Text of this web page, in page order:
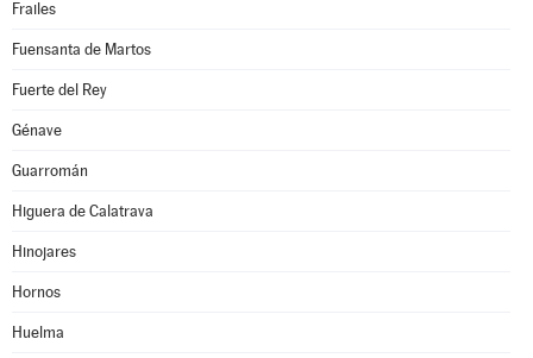
Frailes
Fuensanta de Martos
Fuerte del Rey
Génave
Guarromán
Higuera de Calatrava
Hinojares
Hornos
Huelma